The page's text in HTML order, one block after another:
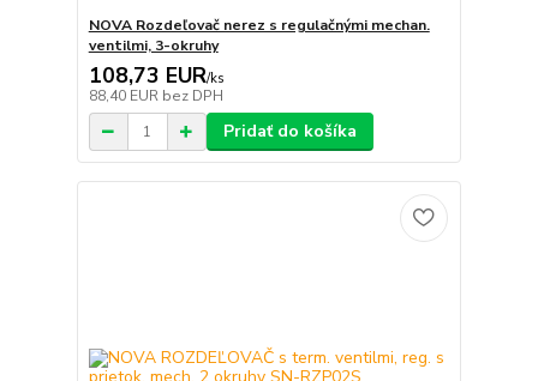
NOVA Rozdeľovač nerez s regulačnými mechan.
ventilmi, 3-okruhy
108,73 EUR/ks
88,40 EUR bez DPH
Pridať do košíka